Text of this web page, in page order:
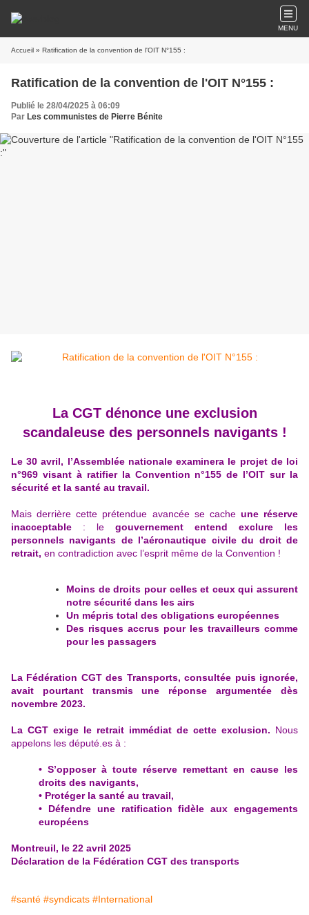
MENU
Accueil » Ratification de la convention de l'OIT N°155 :
Ratification de la convention de l'OIT N°155 :
Publié le 28/04/2025 à 06:09
Par Les communistes de Pierre Bénite
La CGT dénonce une exclusion
scandaleuse des personnels navigants !
Le 30 avril, l’Assemblée nationale examinera le projet de loi
n°969 visant à ratifier la Convention n°155 de l’OIT sur la
sécurité et la santé au travail.
Mais derrière cette prétendue avancée se cacheune réserve
inacceptable : le gouvernement entend exclure les
personnels navigants de l’aéronautique civile du droit de
retrait, en contradiction avec l’esprit même de la Convention !
Moins de droits pour celles et ceux qui assurent
notre sécurité dans les airs
Un mépris total des obligations européennes
Des risques accrus pour les travailleurs comme
pour les passagers
La Fédération CGT des Transports, consultée puis ignorée,
avait pourtant transmis une réponse argumentée dès
novembre 2023.
La CGT exige le retrait immédiat de cette exclusion. Nous
appelons les député.es à :
• S’opposer à toute réserve remettant en cause les
droits des navigants,
• Protéger la santé au travail,
• Défendre une ratification fidèle aux engagements
européens
Montreuil, le 22 avril 2025
Déclaration de la Fédération CGT des transports
#santé #syndicats #International